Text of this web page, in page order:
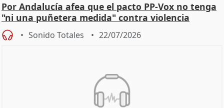
Por Andalucía afea que el pacto PP-Vox no tenga
"ni una puñetera medida" contra violencia
machista
Sonido Totales 22/07/2026